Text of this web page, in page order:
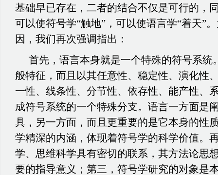
基础早已存在，二者的结合不仅是可行的，
可以使符号学“触地”，可以使语言学“着天”
因，我们再次强调指出：
首先，语言本身就是一个特殊的符号系统
般特征，而且以其任意性、稳定性、演化性
一性、线条性、分节性、依存性、能产性、
成符号系统的一个特殊分支。语言一方面是
具，另一方面，而且更重要的是它本身的性
学精深的内涵，体现着符号学的科学价值。
学、思维科学具有密切的联系，其方法论思
要的指导意义；第三，符号学研究的对象是